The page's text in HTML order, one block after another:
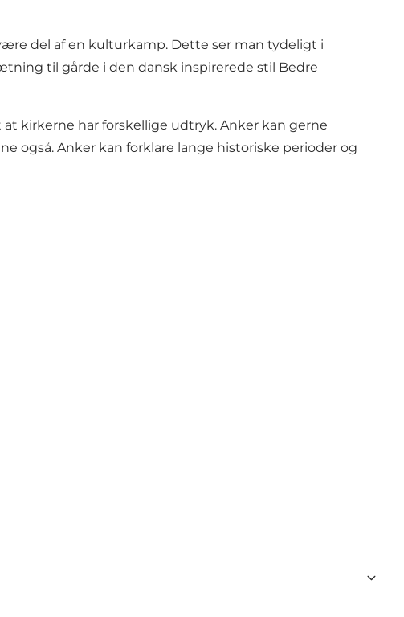
del af en kulturkamp. Dette ser man tydeligt i
til gårde i den dansk inspirerede stil Bedre
kirkerne har forskellige udtryk. Anker kan gerne
også. Anker kan forklare lange historiske perioder og